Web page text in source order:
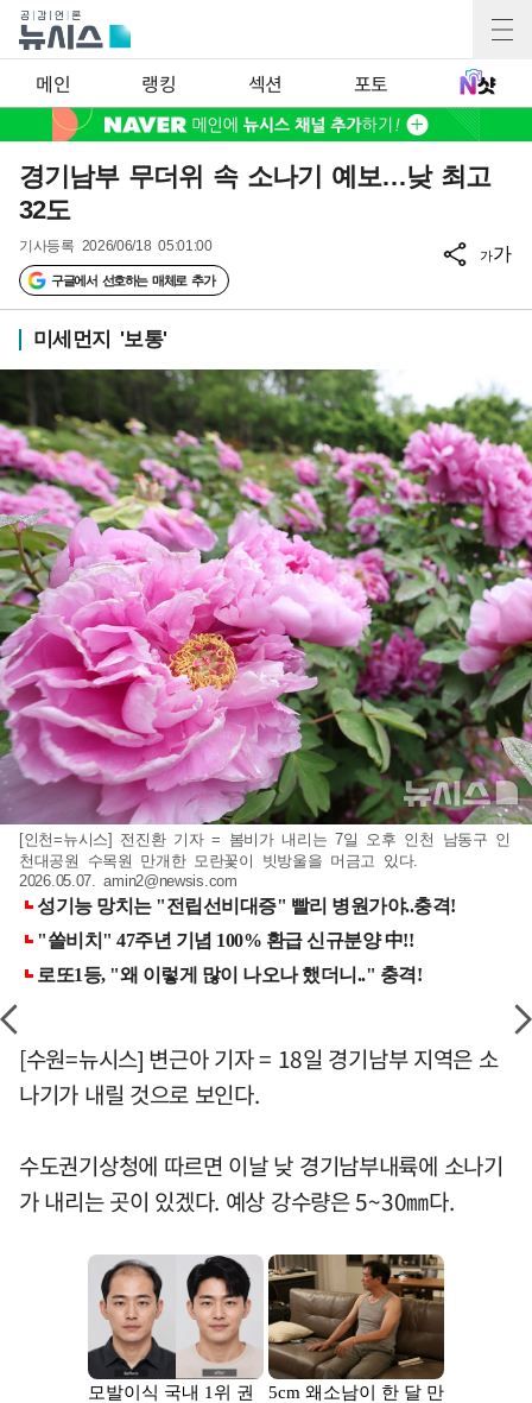
메인 랭킹 섹션 포토
경기남부 무더위 속 소나기 예보…낮 최고
32도
기사등록 2026/06/18 05:01:00
구글에서 선호하는 매체로 추가
가가
미세먼지 '보통'
[인천=뉴시스] 전진환 기자 = 봄비가 내리는 7일 오후 인천 남동구 인
천대공원 수목원 만개한 모란꽃이 빗방울을 머금고 있다.
2026.05.07.amin2@newsis.com
[수원=뉴시스] 변근아 기자 = 18일 경기남부 지역은 소
나기가 내릴 것으로 보인다.
수도권기상청에 따르면 이날 낮 경기남부내륙에 소나기
가 내리는 곳이 있겠다. 예상 강수량은 5~30㎜다.